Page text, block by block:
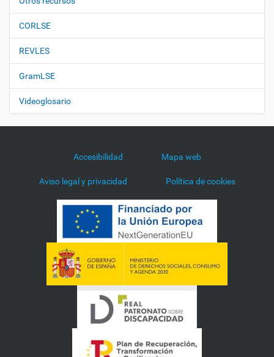
CORLSE
REVLES
GramLSE
Videoglosario
Accesibilidad Mapa web
Aviso legal y privacidad Política de cookies